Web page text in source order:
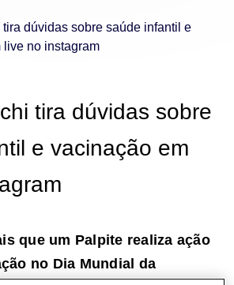
dúvidas sobre saúde infantil e
live no instagram
tira dúvidas sobre
e vacinação em
que um Palpite realiza ação
no Dia Mundial da